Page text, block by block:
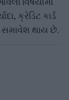
ક્રેડિટ કાર્ડ
થાય છે.